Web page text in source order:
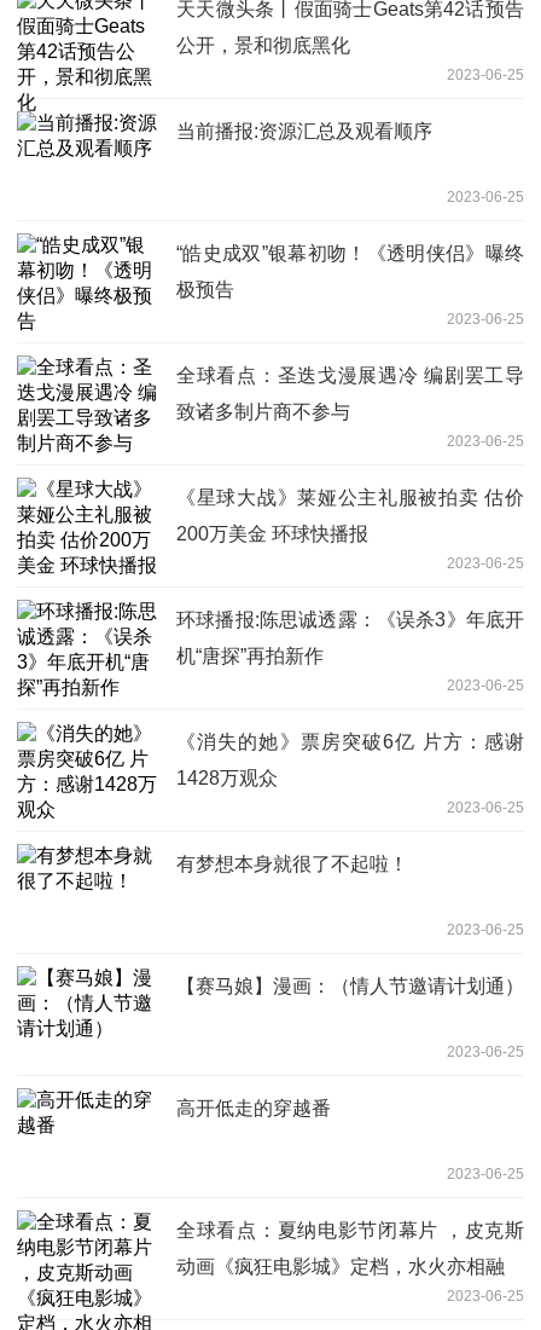
天天微头条丨假面骑士Geats第42话预告
公开，景和彻底黑化
2023-06-25
当前播报:资源汇总及观看顺序
2023-06-25
“皓史成双”银幕初吻！《透明侠侣》曝终
极预告
2023-06-25
全球看点：圣迭戈漫展遇冷 编剧罢工导
致诸多制片商不参与
2023-06-25
《星球大战》莱娅公主礼服被拍卖 估价
200万美金 环球快播报
2023-06-25
环球播报:陈思诚透露：《误杀3》年底开
机“唐探”再拍新作
2023-06-25
《消失的她》票房突破6亿 片方：感谢
1428万观众
2023-06-25
有梦想本身就很了不起啦！
2023-06-25
【赛马娘】漫画：（情人节邀请计划通）
2023-06-25
高开低走的穿越番
2023-06-25
全球看点：夏纳电影节闭幕片 ，皮克斯
动画《疯狂电影城》定档，水火亦相融
2023-06-25